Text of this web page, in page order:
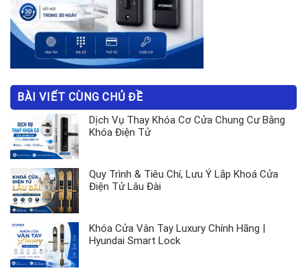
BÀI VIẾT CÙNG CHỦ ĐỀ
Dịch Vụ Thay Khóa Cơ Cửa Chung Cư Bằng
Khóa Điện Tử
Quy Trình & Tiêu Chí, Lưu Ý Lắp Khoá Cửa
Điện Tử Lâu Đài
Khóa Cửa Vân Tay Luxury Chính Hãng |
Hyundai Smart Lock